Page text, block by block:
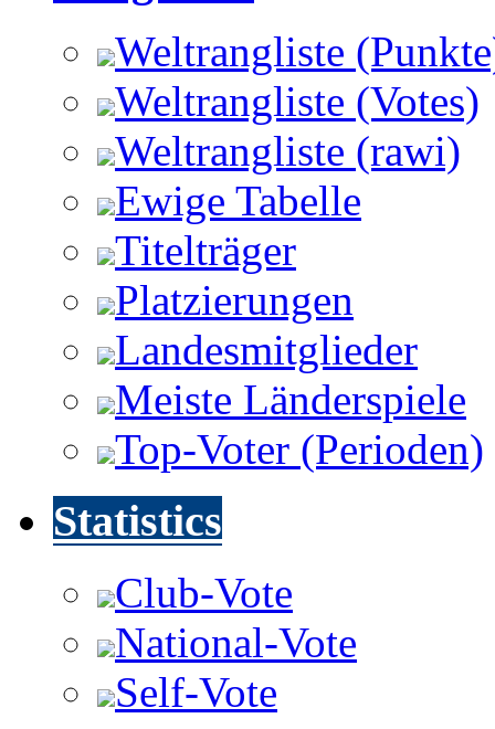
Weltrangliste
Weltrangliste (Votes)
Weltrangliste (rawi)
Ewige Tabelle
Titelträger
Platzierungen
Landesmitglieder
Meiste Länderspiele
Top-Voter (Perioden)
Statistics
Club-Vote
National-Vote
Self-Vote